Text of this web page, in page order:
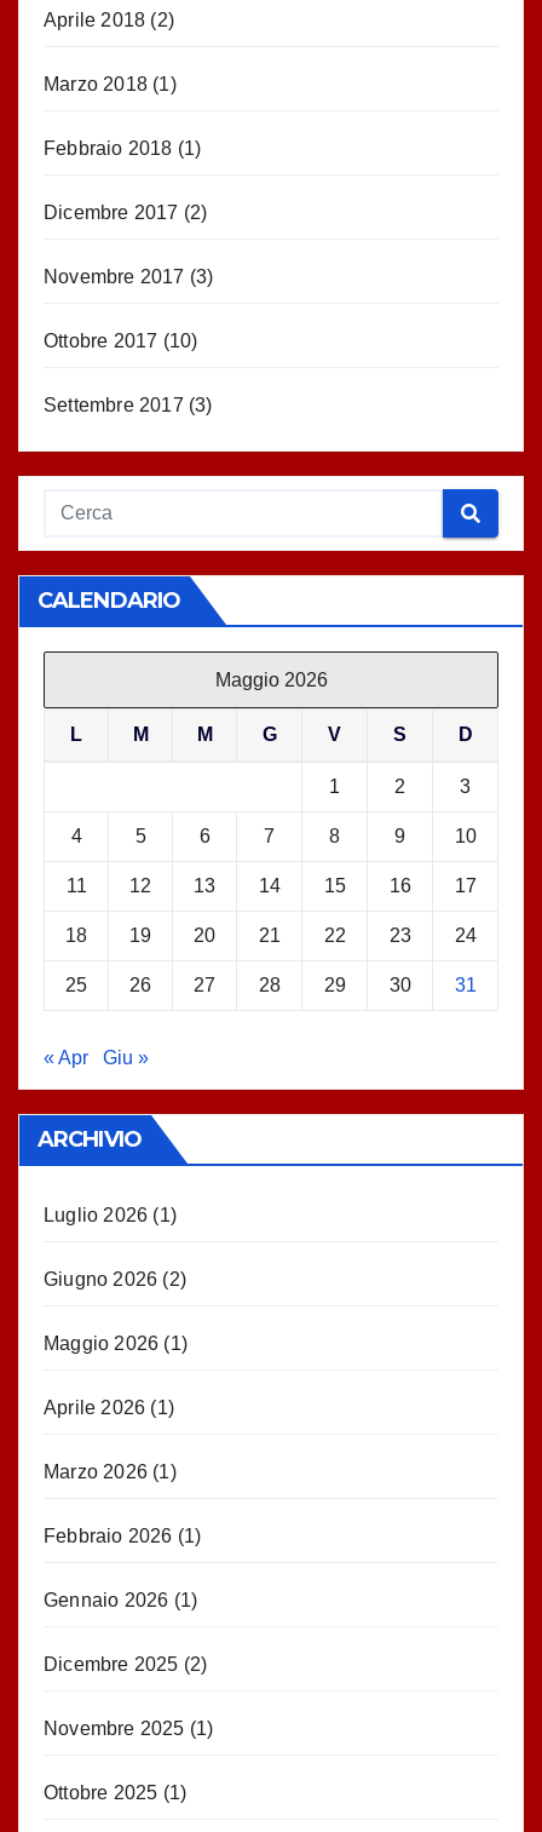
Aprile 2018 (2)
Marzo 2018 (1)
Febbraio 2018 (1)
Dicembre 2017 (2)
Novembre 2017 (3)
Ottobre 2017 (10)
Settembre 2017 (3)
CALENDARIO
Maggio 2026
L M M G V S D
1 2 3
4 5 6 7 8 9 10
11 12 13 14 15 16 17
18 19 20 21 22 23 24
25 26 27 28 29 30 31
« Apr Giu »
ARCHIVIO
Luglio 2026 (1)
Giugno 2026 (2)
Maggio 2026 (1)
Aprile 2026 (1)
Marzo 2026 (1)
Febbraio 2026 (1)
Gennaio 2026 (1)
Dicembre 2025 (2)
Novembre 2025 (1)
Ottobre 2025 (1)